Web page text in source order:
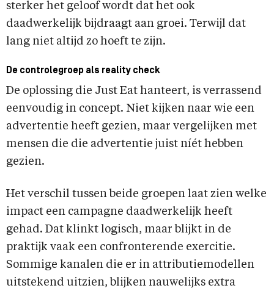
sterker het geloof wordt dat het ook
daadwerkelijk bijdraagt aan groei. Terwijl dat
lang niet altijd zo hoeft te zijn.
De controlegroep als reality check
De oplossing die Just Eat hanteert, is verrassend
eenvoudig in concept. Niet kijken naar wie een
advertentie heeft gezien, maar vergelijken met
mensen die die advertentie juist níét hebben
gezien.
Het verschil tussen beide groepen laat zien welke
impact een campagne daadwerkelijk heeft
gehad. Dat klinkt logisch, maar blijkt in de
praktijk vaak een confronterende exercitie.
Sommige kanalen die er in attributiemodellen
uitstekend uitzien, blijken nauwelijks extra